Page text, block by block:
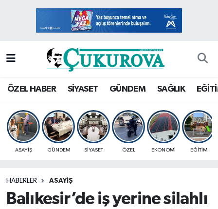
ÖZEL HABER SİYASET GÜNDEM SAĞLIK
ASAYİŞ GÜNDEM SİYASET ÖZEL EKONOMİ EĞİTİM
HABERLER ASAYİŞ
Balıkesir’de iş yerine silahlı
Mersin Hava Durumu
Mersin Namaz Vakitleri
Mersin Trafik Yoğunluk Haritası
Süper Lig Puan Durumu ve Fikstür
Son Dakika Haberleri